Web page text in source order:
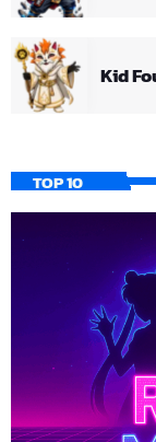
Kid
TOP 10